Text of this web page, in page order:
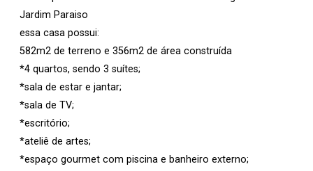
Jardim Paraiso
essa casa possui:
582m2 de terreno e 356m2 de área construída
*4 quartos, sendo 3 suítes;
*sala de estar e jantar;
*sala de TV;
*escritório;
*ateliê de artes;
*espaço gourmet com piscina e banheiro externo;